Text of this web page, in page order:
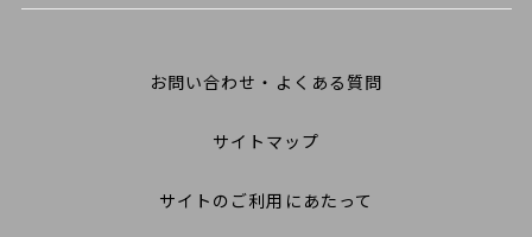
お問い合わせ・よくある質問
サイトマップ
サイトのご利用にあたって